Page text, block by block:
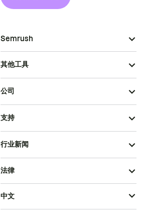
Semrush
其他工具
公司
支持
行业新闻
法律
中文